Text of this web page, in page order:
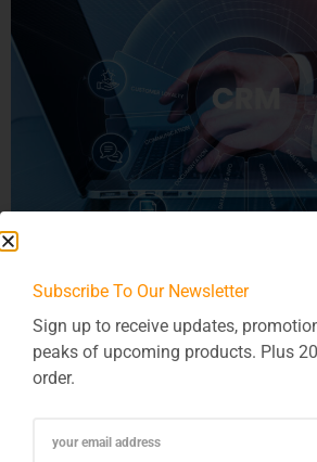
Für Startups und kleine und mittlere
spielt die effektive Verwaltung von
entscheidende Rolle für den Erfolg. Die
Customer Relationship Management
passenden CRMs berücksichtigen
Subscribe To Our Newsletter
Sign up to receive updates,
peaks of upcoming products. Plus
order.